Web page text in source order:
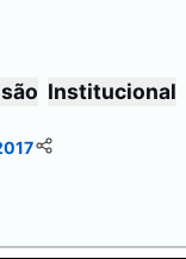
Institucional